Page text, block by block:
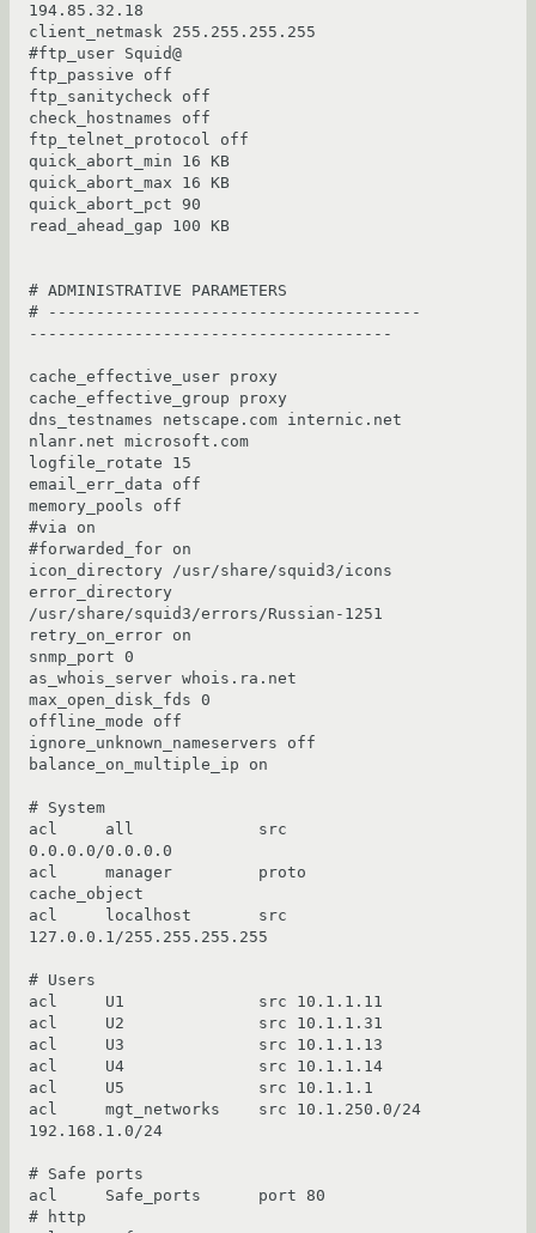
194.85.32.18
client_netmask 255.255.255.255
#ftp_user Squid@
ftp_passive off
ftp_sanitycheck off
check_hostnames off
ftp_telnet_protocol off
quick_abort_min 16 KB
quick_abort_max 16 KB
quick_abort_pct 90
read_ahead_gap 100 KB
# ADMINISTRATIVE PARAMETERS
# ---------------------------------------
--------------------------------------
cache_effective_user proxy
cache_effective_group proxy
dns_testnames netscape.com internic.net
nlanr.net microsoft.com
logfile_rotate 15
email_err_data off
memory_pools off
#via on
#forwarded_for on
icon_directory /usr/share/squid3/icons
error_directory
/usr/share/squid3/errors/Russian-1251
retry_on_error on
snmp_port 0
as_whois_server whois.ra.net
max_open_disk_fds 0
offline_mode off
ignore_unknown_nameservers off
balance_on_multiple_ip on
# System
acl     all             src
0.0.0.0/0.0.0.0
acl     manager         proto
cache_object
acl     localhost       src
127.0.0.1/255.255.255.255
# Users
acl     U1              src 10.1.1.11
acl     U2              src 10.1.1.31
acl     U3              src 10.1.1.13
acl     U4              src 10.1.1.14
acl     U5              src 10.1.1.1
acl     mgt_networks    src 10.1.250.0/24
192.168.1.0/24
# Safe ports
acl     Safe_ports      port 80
# http